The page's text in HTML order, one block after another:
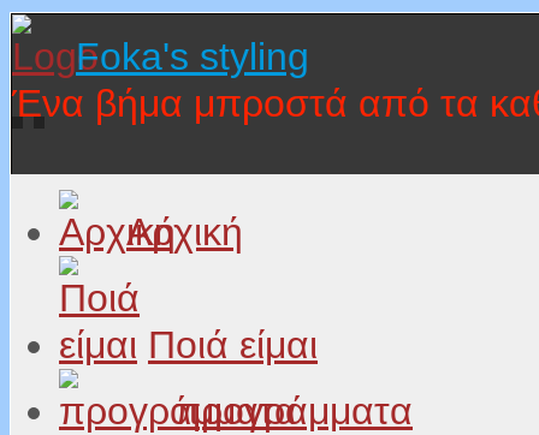
Foka's styling
Ένα βήμα μπροστά από τα
Αρχική
Ποιά είμαι
προγράμματα